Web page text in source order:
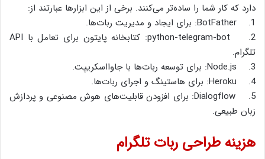
دارد که کار شما را ساده‌تر می‌کنند. برخی از این ابزارها عبارتند از:
1. BotFather: برای ایجاد و مدیریت ربات‌ها.
2. python-telegram-bot: کتابخانه پایتون برای تعامل با API
تلگرام.
3. Node.js: برای توسعه ربات‌ها با جاوااسکریپت.
4. Heroku: برای هاستینگ و اجرای ربات‌ها.
5. Dialogflow: برای افزودن قابلیت‌های هوش مصنوعی و پردازش
زبان طبیعی.
هزینه طراحی ربات تلگرام